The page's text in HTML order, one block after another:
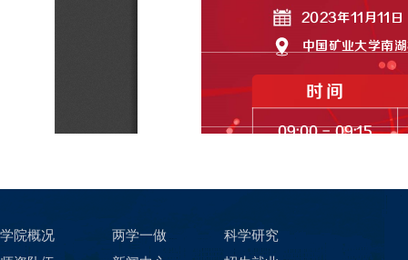
学院概况 两学一做
科学研究